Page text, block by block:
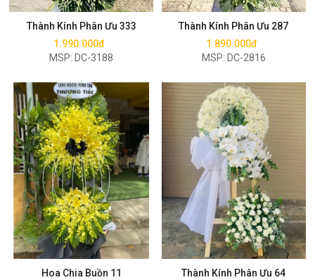
Thành Kính Phân Ưu 333
1.990.000đ
MSP: DC-3188
Thành Kính Phân Ưu 287
1.890.000đ
MSP: DC-2816
Hoa Chia Buồn 11
Mua ngay
Thành Kính Phân Ưu 64
Mua ngay